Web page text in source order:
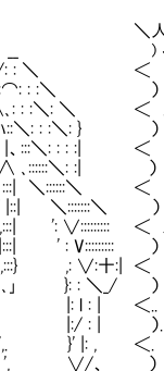
: .、
: :､ /: : ＼
: : : : :ヽ{:⌒:
: : :∧､: : :＼:
: : :/: ﾊ::＼: : :
:/: /: /: |、:::＼:
: ､:∨:/: /: :∧ ､
:}: V: /: : , :::|
: :/ |::| ＼:::::::＼
,:::| ': ∨:::::::::
ノ' |:::| ' :
イ∨ ,:::} ,: ∨:
｣ }: : ＼_/
. |: l : | ＜.. ﾉ､
: | ）. /
＜. ⌒） .
： .（